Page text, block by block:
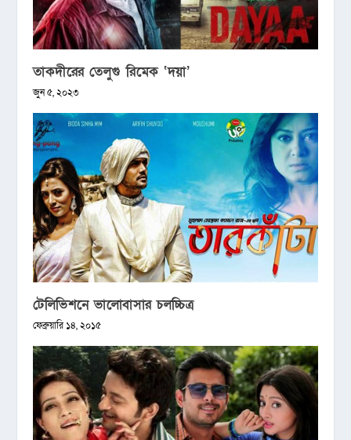
তাকদীরের তেলুগু রিমেক ‘দয়া’
জুন ৫, ২০২৩
টেলিভিশনে ভালোবাসার চলচ্চিত্র
ফেব্রুয়ারি ১৪, ২০১৫